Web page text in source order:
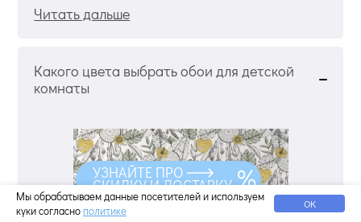
Читать дальше
Какого цвета выбрать обои для детской
комнаты
Мы обрабатываем данные посетителей и используем
куки согласно политике ОК
УЗНАЙТЕ ПРО
СКИДКУ И ДОСТАВКУ